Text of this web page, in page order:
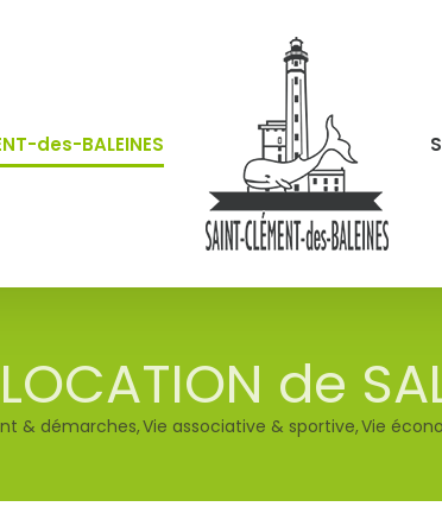
des-BALEINES
LOCATION de
& démarches Vie associative & sportive Vie